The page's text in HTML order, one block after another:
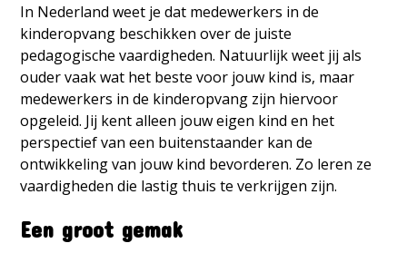
In Nederland weet je dat medewerkers in de
kinderopvang beschikken over de juiste
pedagogische vaardigheden. Natuurlijk weet jij als
ouder vaak wat het beste voor jouw kind is, maar
medewerkers in de kinderopvang zijn hiervoor
opgeleid. Jij kent alleen jouw eigen kind en het
perspectief van een buitenstaander kan de
ontwikkeling van jouw kind bevorderen. Zo leren ze
vaardigheden die lastig thuis te verkrijgen zijn.
Een groot gemak